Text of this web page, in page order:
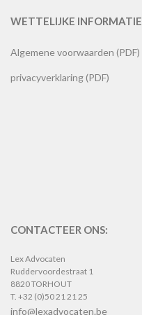
WETTELIJKE INFORMATIE
Algemene voorwaarden (PDF)
privacyverklaring (PDF)
CONTACTEER ONS:
Lex Advocaten
Ruddervoordestraat 1
8820 TORHOUT
T. +32 (0)50 21 21 25
info@lexadvocaten.be